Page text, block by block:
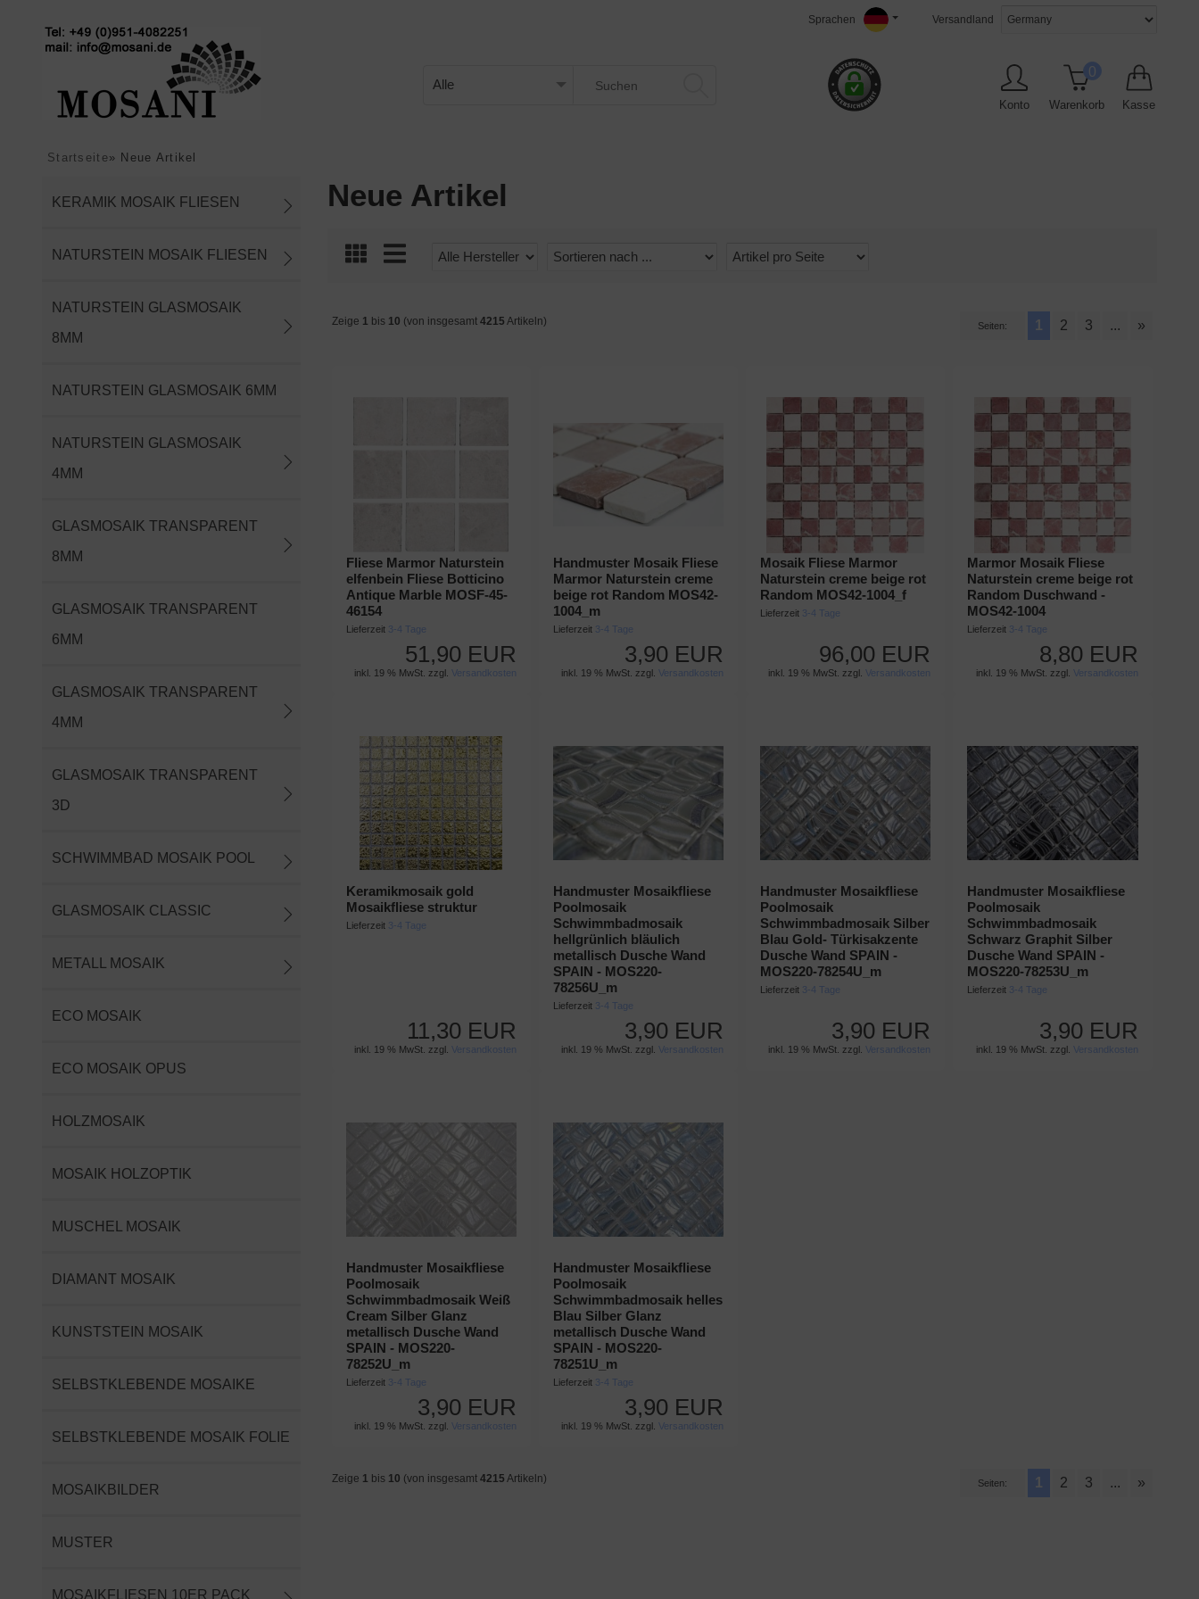
Sprachen Versandland
Konto Warenkorb
0
Kasse
Startseite» Neue Artikel
KERAMIK MOSAIK FLIESEN
NATURSTEIN MOSAIK FLIESEN
NATURSTEIN GLASMOSAIK
8MM
NATURSTEIN GLASMOSAIK 6MM
NATURSTEIN GLASMOSAIK
4MM
GLASMOSAIK TRANSPARENT
8MM
GLASMOSAIK TRANSPARENT
6MM
GLASMOSAIK TRANSPARENT
4MM
GLASMOSAIK TRANSPARENT
3D
SCHWIMMBAD MOSAIK POOL
GLASMOSAIK CLASSIC
METALL MOSAIK
ECO MOSAIK
ECO MOSAIK OPUS
HOLZMOSAIK
MOSAIK HOLZOPTIK
MUSCHEL MOSAIK
DIAMANT MOSAIK
KUNSTSTEIN MOSAIK
SELBSTKLEBENDE MOSAIKE
SELBSTKLEBENDE MOSAIK FOLIE
MOSAIKBILDER
MUSTER
MOSAIKFLIESEN 10ER PACK
Neue Artikel
Zeige 1 bis 10 (von insgesamt 4215 Artikeln) Seiten: 1 2 3 ... »
Fliese Marmor Naturstein
elfenbein Fliese Botticino
Antique Marble MOSF-45-
46154
Lieferzeit 3-4 Tage
51,90 EUR
inkl. 19 % MwSt. zzgl. Versandkosten
Handmuster Mosaik Fliese
Marmor Naturstein creme
beige rot Random MOS42-
1004_m
Lieferzeit 3-4 Tage
3,90 EUR
inkl. 19 % MwSt. zzgl.Versandkosten
Mosaik Fliese Marmor
Naturstein creme beige rot
Random MOS42-1004_f
Lieferzeit 3-4 Tage
96,00 EUR
inkl. 19 % MwSt. zzgl.Versandkosten
Marmor Mosaik Fliese
Naturstein creme beige rot
Random Duschwand -
MOS42-1004
Lieferzeit 3-4 Tage
8,80 EUR
inkl. 19 % MwSt. zzgl. Versandkosten
Keramikmosaik gold
Mosaikfliese struktur
Lieferzeit 3-4 Tage
11,30 EUR
inkl. 19 % MwSt. zzgl. Versandkosten
Handmuster Mosaikfliese
Poolmosaik
Schwimmbadmosaik
hellgrünlich bläulich
metallisch Dusche Wand
SPAIN - MOS220-
78256U_m
Lieferzeit 3-4 Tage
3,90 EUR
inkl. 19 % MwSt. zzgl.Versandkosten
Handmuster Mosaikfliese
Poolmosaik
Schwimmbadmosaik Silber
Blau Gold- Türkisakzente
Dusche Wand SPAIN -
MOS220-78254U_m
Lieferzeit 3-4 Tage
3,90 EUR
inkl. 19 % MwSt. zzgl.Versandkosten
Handmuster Mosaikfliese
Poolmosaik
Schwimmbadmosaik
Schwarz Graphit Silber
Dusche Wand SPAIN -
MOS220-78253U_m
Lieferzeit 3-4 Tage
3,90 EUR
inkl. 19 % MwSt. zzgl. Versandkosten
Handmuster Mosaikfliese
Poolmosaik
Schwimmbadmosaik Weiß
Cream Silber Glanz
metallisch Dusche Wand
SPAIN - MOS220-
78252U_m
Lieferzeit 3-4 Tage
3,90 EUR
inkl. 19 % MwSt. zzgl. Versandkosten
Handmuster Mosaikfliese
Poolmosaik
Schwimmbadmosaik helles
Blau Silber Glanz
metallisch Dusche Wand
SPAIN - MOS220-
78251U_m
Lieferzeit 3-4 Tage
3,90 EUR
inkl. 19 % MwSt. zzgl.Versandkosten
Zeige 1 bis 10 (von insgesamt 4215 Artikeln) Seiten: 1 2 3 ... »